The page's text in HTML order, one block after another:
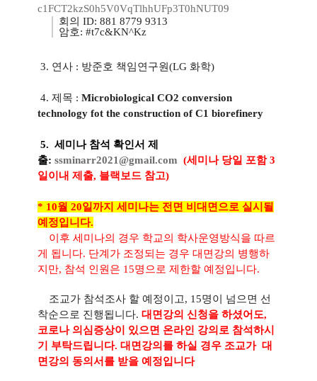
c1FCT2kzS0h5V0VqTlhhUFp3T0hNUT09
회의 ID: 881 8779 9313
암호: #t7c&KN^Kz
​3. 연사 : 방준호 책임연구원(LG 화학)
4. 제목 : Microbiological CO2 conversion
technology fot the construction of C1 biorefinery
5. 세미나 참석 확인서 제
출: ssminarr2021@gmail.com (세미나 당일 포함 3
일이내 제출, 블랙보드 참고)
* 10월 20일까지 세미나는 전면 비대면으로 실시될
예정입니다.
이후 세미나의 경우 학교의 학사운영방식을 따르
게 됩니다. 단계가 조정되는 경우 대면강의 병행하
지만, 참석 인원은 15명으로 제한할 예정입니다.
조교가 참석조사 할 예정이고, 15명이 넘으면 선
착순으로 진행됩니다. 대면강의 신청을 하셨어도,
코로나 의심증상이 있으면 온라인 강의로 참석하시
기 부탁드립니다. 대면강의를 하실 경우 조교가 대
면강의 동의서를 받을 예정입니다